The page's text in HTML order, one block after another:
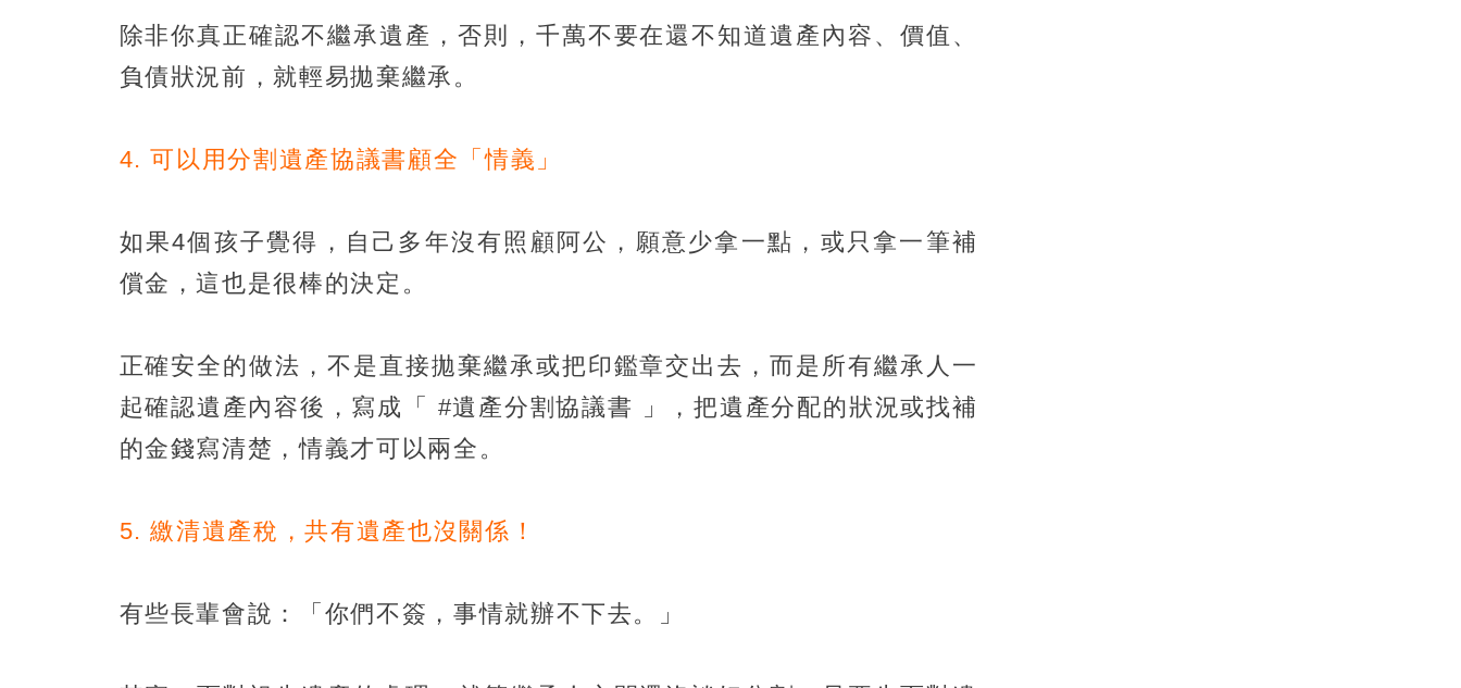
除非你真正確認不繼承遺產，否則，千萬不要在還不知道遺產內容、價值、
負債狀況前，就輕易拋棄繼承。
4. 可以用分割遺產協議書顧全「情義」
如果4個孩子覺得，自己多年沒有照顧阿公，願意少拿一點，或只拿一筆補
償金，這也是很棒的決定。
正確安全的做法，不是直接拋棄繼承或把印鑑章交出去，而是所有繼承人一
起確認遺產內容後，寫成「 #遺產分割協議書 」，把遺產分配的狀況或找補
的金錢寫清楚，情義才可以兩全。
5. 繳清遺產稅，共有遺產也沒關係！
有些長輩會說：「你們不簽，事情就辦不下去。」